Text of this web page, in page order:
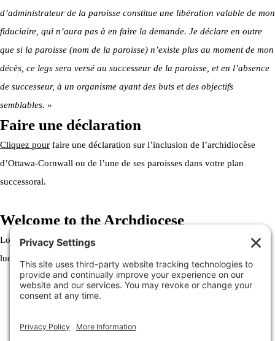
d’administrateur de la paroisse constitue une libération valable de mon
fiduciaire, qui n’aura pas à en faire la demande. Je déclare en outre
que si la paroisse (nom de la paroisse) n’existe plus au moment de mon
décès, ce legs sera versé au successeur de la paroisse, et en l’absence
de successeur, à un organisme ayant des buts et des objectifs
semblables. »
Faire une déclaration
Cliquez pour faire une déclaration sur l’inclusion de l’archidiocèse
d’Ottawa-Cornwall ou de l’une de ses paroisses dans votre plan
successoral.
Welcome to the Archdiocese
Lorem ipsum dolor sit amet, consectetur adipiscing elit. Ut elit tellus,
luctus nec ullamcorper mattis, pulvinar dapibus leo.